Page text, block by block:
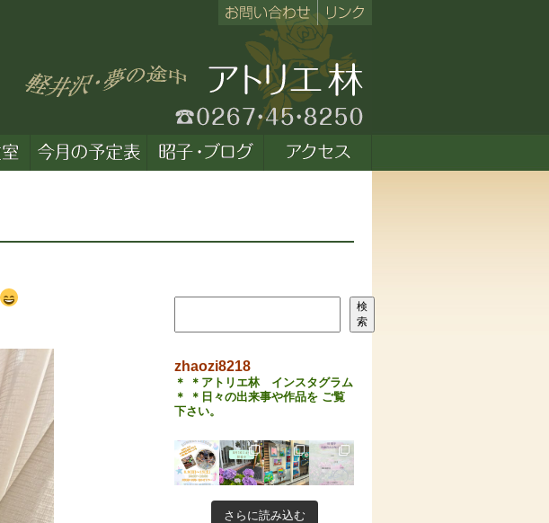
検
索
zhaozi8218
＊ ＊アトリエ林 インスタグラム
＊ ＊日々の出来事や作品を ご覧
下さい。
さらに読み込む